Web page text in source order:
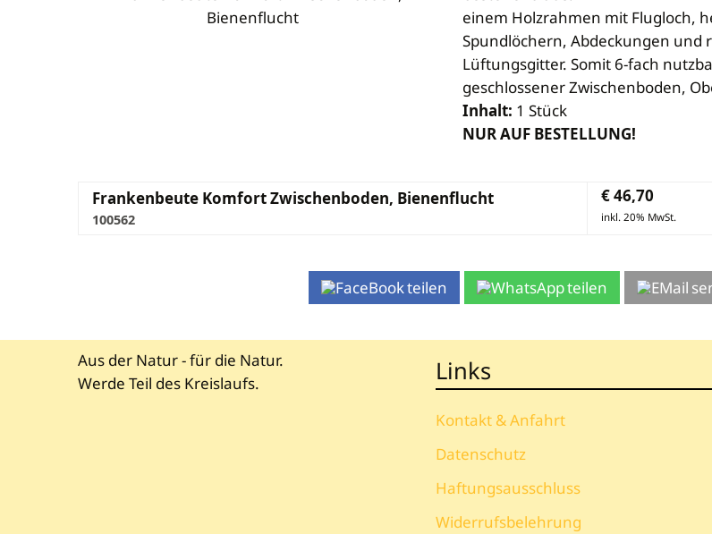
einem Holzrahmen mit Flugloch,
Spundlöchern, Abdeckungen
Lüftungsgitter. Somit 6-fach
geschlossener Zwischenboden,
Inhalt: 1 Stück
NUR AUF BESTELLUNG!
Frankenbeute Komfort Zwischenboden, Bienenflucht
100562
€46,70
inkl. 20% MwSt.
teilen teilen
Aus der Natur - für die Natur.
Werde Teil des Kreislaufs.
Links
Kontakt & Anfahrt
Datenschutz
Haftungsausschluss
Widerrufsbelehrung